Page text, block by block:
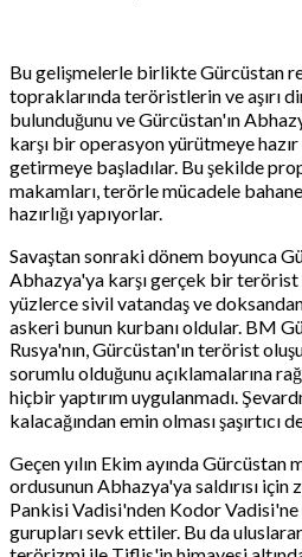
Bu gelişmelerle birlikte Gürcüstan
topraklarında teröristlerin ve aşırı
bulunduğunu ve Gürcüstan'ın
karşı bir operasyon yürütmeye
getirmeye başladılar. Bu şekilde
makamları, terörle mücadele
hazırlığı yapıyorlar.
Savaştan sonraki dönem boyunca
Abhazya'ya karşı gerçek bir
yüzlerce sivil vatandaş ve
askeri bunun kurbanı oldular. BM
Rusya'nın, Gürcüstan'ın terörist
sorumlu olduğunu açıklamalarına
hiçbir yaptırım uygulanmadı.
kalacağından emin olması şaşırtıcı
Geçen yılın Ekim ayında Gürcüstan
ordusunun Abhazya'ya saldırısı
Pankisi Vadisi'nden Kodor
gurupları sevk ettiler. Bu da